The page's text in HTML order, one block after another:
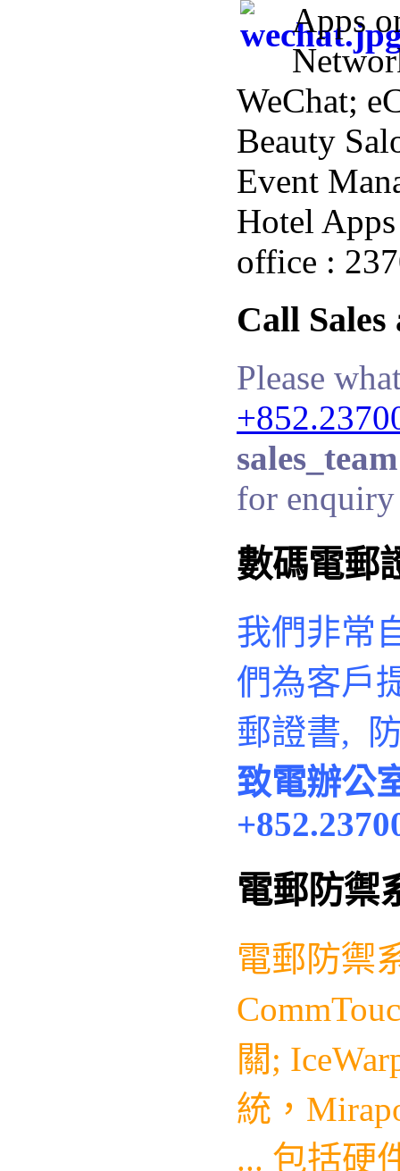
Apps
WeChat;
Beauty
Event
Hotel
office :
Call
Please
for
數碼電郵
我們非常
們為客戶
郵證書,
致電辦公
電郵防禦
電郵防禦
關;
統，
... 包括硬